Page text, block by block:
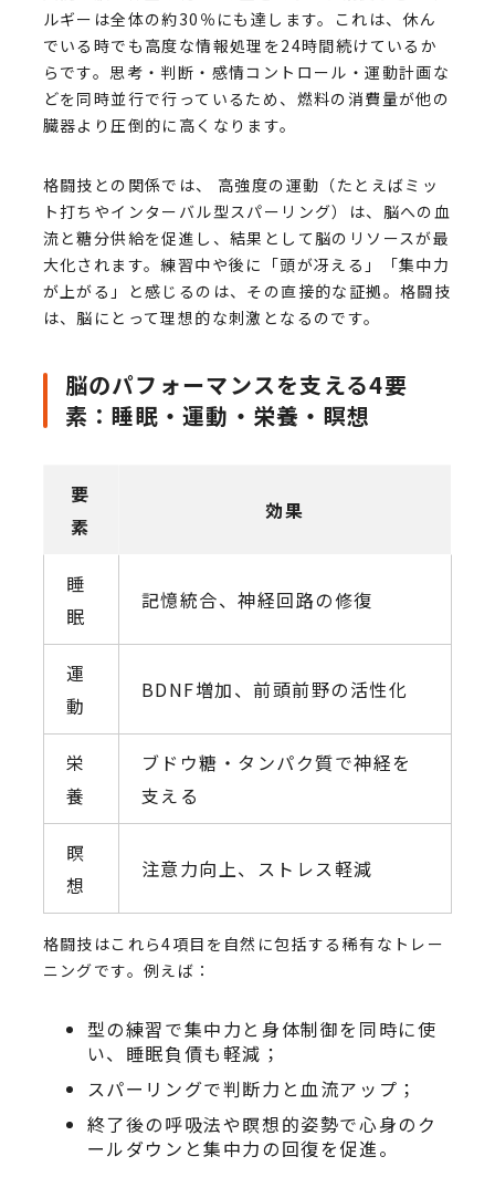
ルギーは全体の約30％にも達します。これは、休ん
でいる時でも高度な情報処理を24時間続けているか
らです。思考・判断・感情コントロール・運動計画な
どを同時並行で行っているため、燃料の消費量が他の
臓器より圧倒的に高くなります。
格闘技との関係では、 高強度の運動（たとえばミッ
ト打ちやインターバル型スパーリング）は、脳への血
流と糖分供給を促進し、結果として脳のリソースが最
大化されます。練習中や後に「頭が冴える」「集中力
が上がる」と感じるのは、その直接的な証拠。格闘技
は、脳にとって理想的な刺激となるのです。
脳のパフォーマンスを支える4要
素：睡眠・運動・栄養・瞑想
要
素
効果
睡
眠
記憶統合、神経回路の修復
運
動
BDNF増加、前頭前野の活性化
栄
養
ブドウ糖・タンパク質で神経を
支える
瞑
想
注意力向上、ストレス軽減
格闘技はこれら4項目を自然に包括する稀有なトレー
ニングです。例えば：
型の練習で集中力と身体制御を同時に使
い、睡眠負債も軽減；
スパーリングで判断力と血流アップ；
終了後の呼吸法や瞑想的姿勢で心身のク
ールダウンと集中力の回復を促進。